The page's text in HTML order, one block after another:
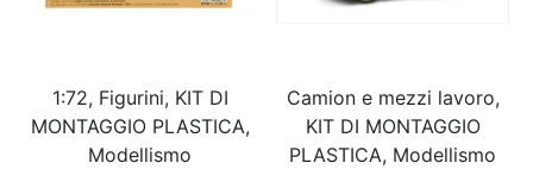
1:72, Figurini, KIT DI
MONTAGGIO PLASTICA,
Modellismo
Camion e mezzi lavoro,
KIT DI MONTAGGIO
PLASTICA, Modellismo